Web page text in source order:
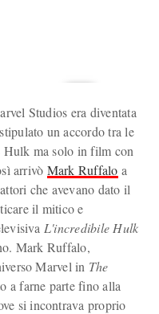
Studios era diventata
un accordo tra le
Hulk ma solo in film con
arrivò Mark Ruffalo a
che avevano dato il
il mitico e
L'incredibile Hulk
Mark Ruffalo,
Marvel in The
a farne parte fino alla
si incontrava proprio